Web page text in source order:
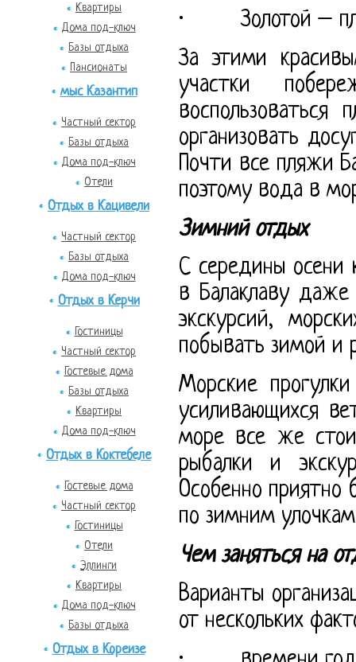
Квартиры
Дома под-ключ
Базы отдыха
Пансионаты
мыс Казантип
Частный сектор
Базы отдыха
Дома под-ключ
Отели
Отдых в Кацивели
Частный сектор
Базы отдыха
Дома под-ключ
Отдых в Керчи
Гостиницы
Частный сектор
Гостевые дома
Базы отдыха
Квартиры
Дома под-ключ
Отдых в Коктебеле
Гостевые дома
Частный сектор
Гостиницы
Отели
Эллинги
Квартиры
Дома под-ключ
Базы отдыха
Отдых в Кореизе
· Золотой –
За этими
участки
организовать
Почти все пляжи
поэтому вода в
Зимний отдых
С середины осени
в Балаклаву
экскурсий,
побывать зимой и
Морские
усиливающихся
море все же
рыбалки и
Особенно приятно
по зимним
Чем заняться на
Варианты
от нескольких